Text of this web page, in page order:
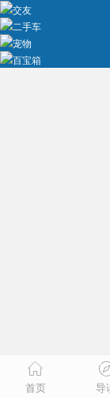
交友
二手车
宠物
百宝箱
首页 导